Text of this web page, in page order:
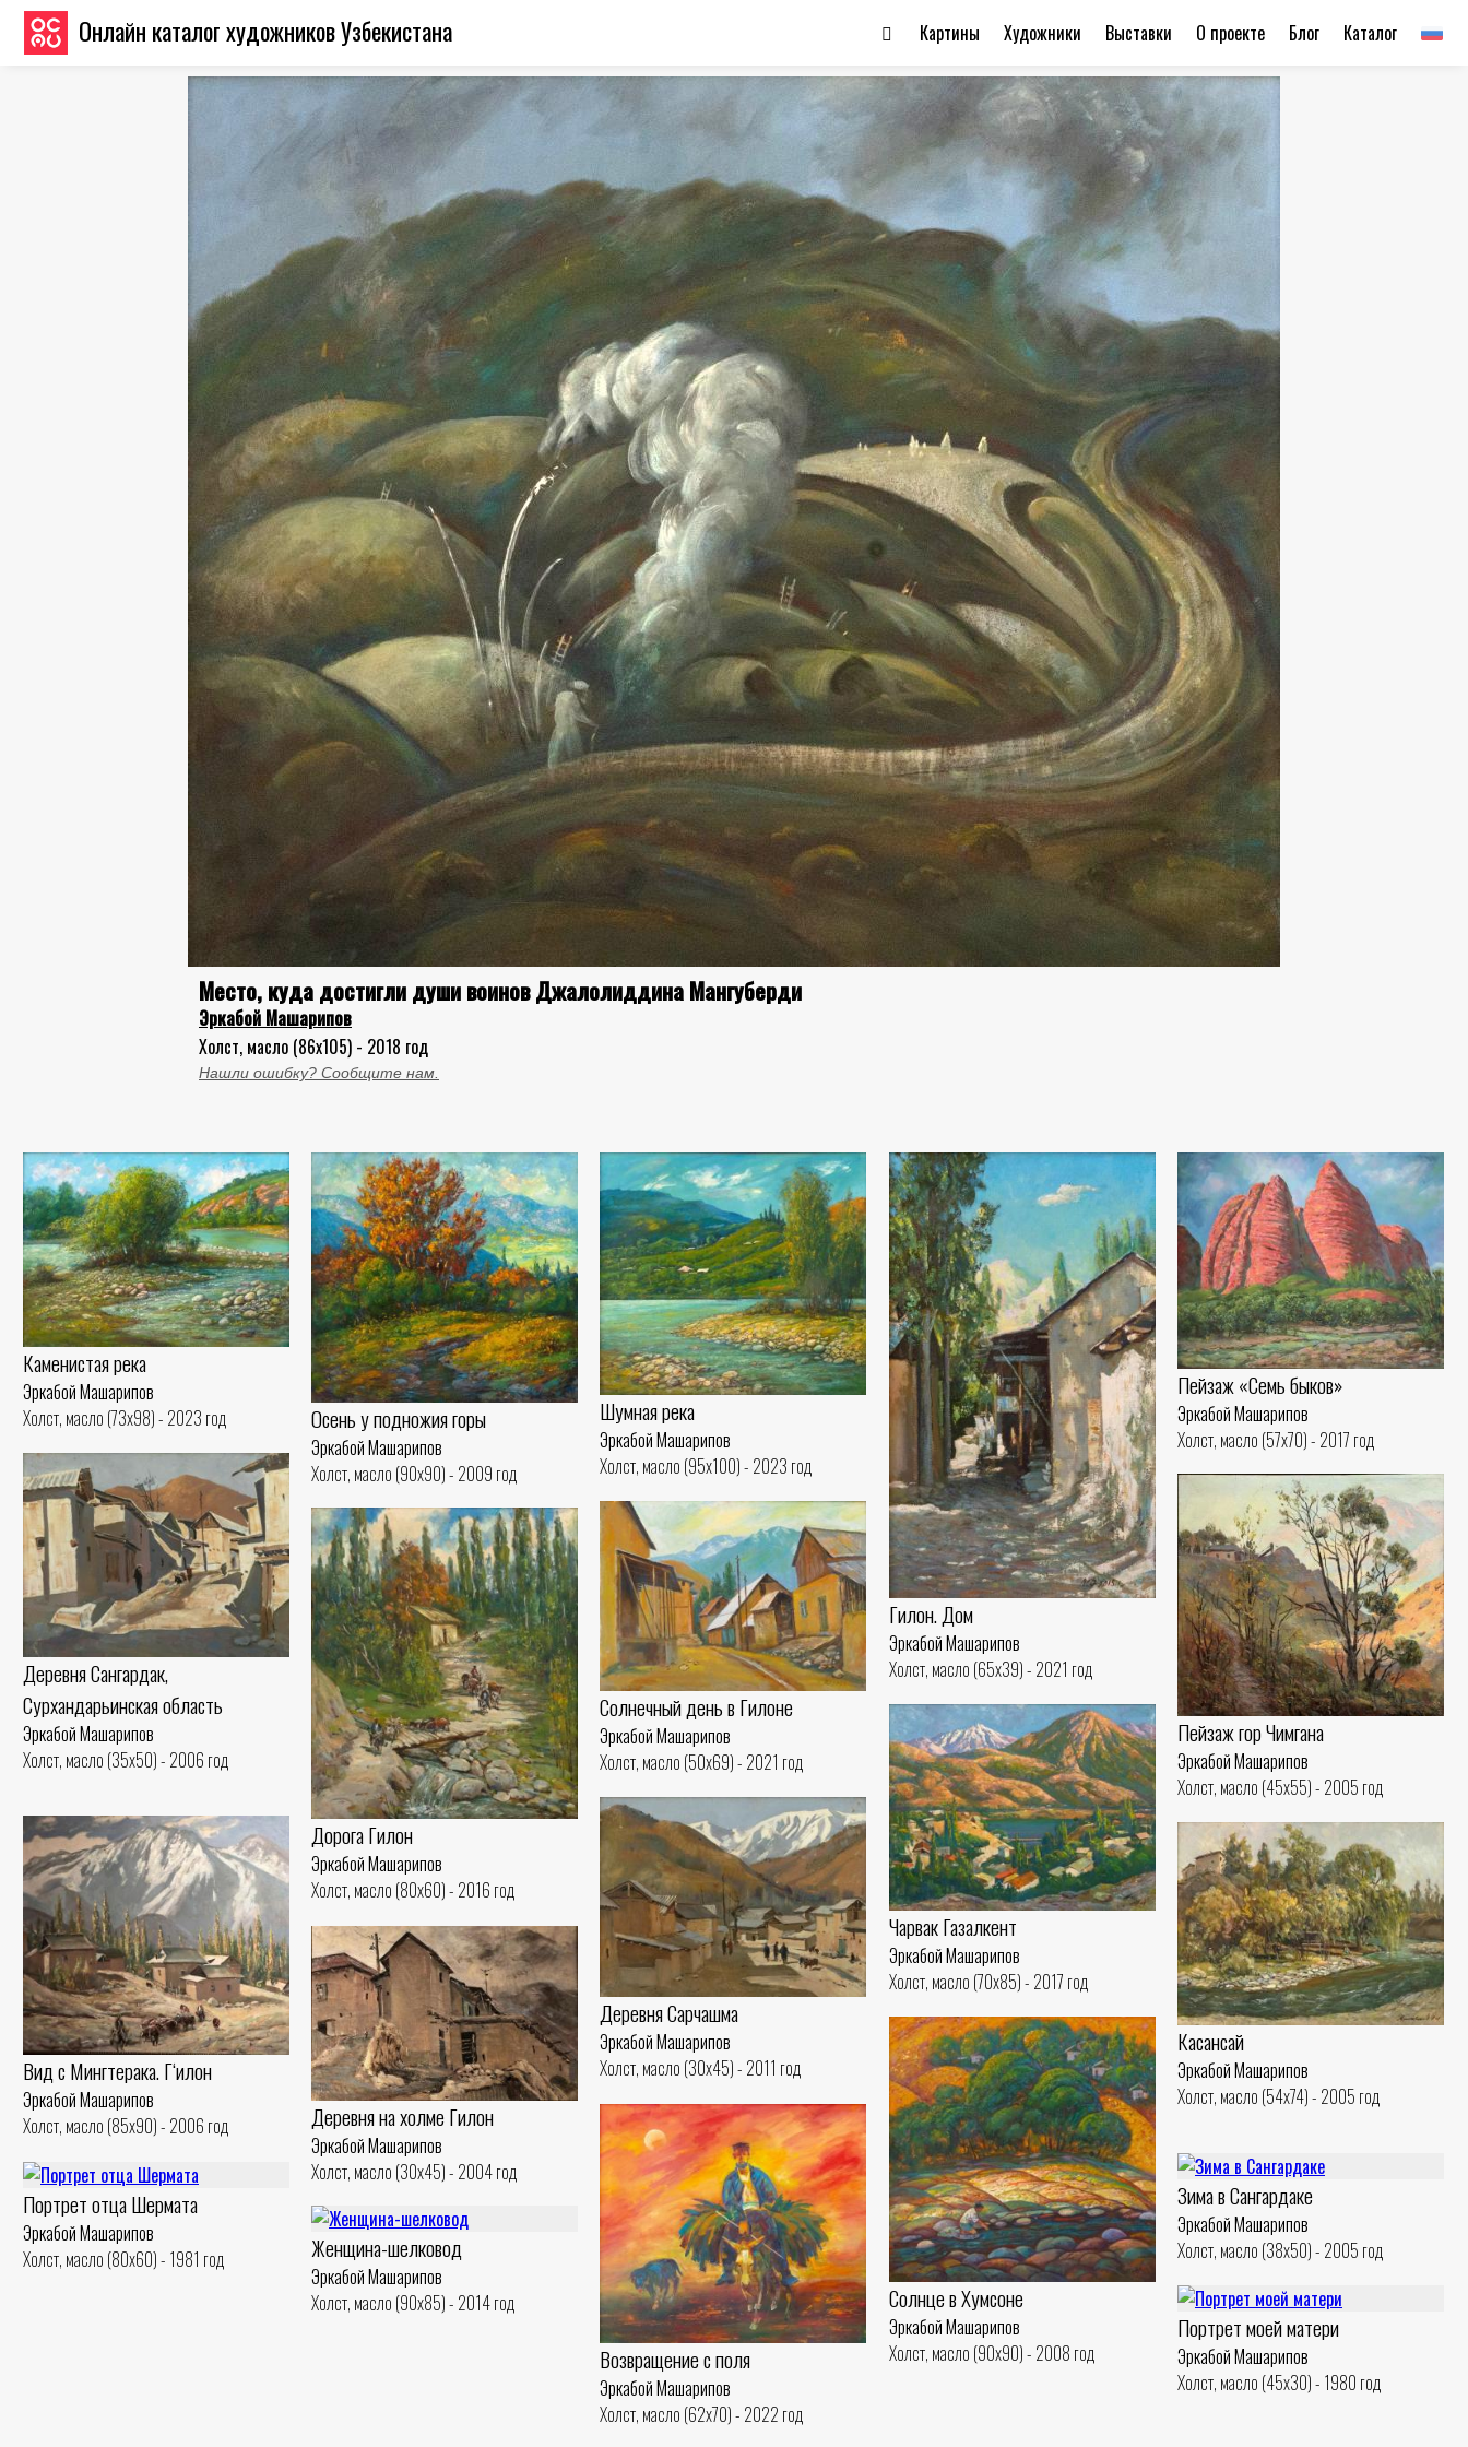
Онлайн каталог художников Узбекистана Каталог
Блог
О проекте
Выставки
Художники
Картины
Место, куда достигли души воинов Джалолиддина Мангуберди
Эркабой Машарипов
Холст, масло (86x105) - 2018 год
Нашли ошибку? Сообщите нам.
Каменистая река
Эркабой Машарипов
Холст, масло (73x98) - 2023 год
Осень у подножия горы
Эркабой Машарипов
Холст, масло (90x90) - 2009 год
Шумная река
Эркабой Машарипов
Холст, масло (95x100) - 2023 год
Гилон. Дом
Эркабой Машарипов
Холст, масло (65x39) - 2021 год
Пейзаж «Семь быков»
Эркабой Машарипов
Холст, масло (57x70) - 2017 год
Деревня Сангардaк,
Сурхандарьинская область
Эркабой Машарипов
Холст, масло (35x50) - 2006 год
Пейзаж гор Чимгана
Эркабой Машарипов
Холст, масло (45x55) - 2005 год
Солнечный день в Гилоне
Эркабой Машарипов
Холст, масло (50x69) - 2021 год
Дорога Гилон
Эркабой Машарипов
Холст, масло (80x60) - 2016 год
Чарвак Газалкент
Эркабой Машарипов
Холст, масло (70x85) - 2017 год
Деревня Сарчашма
Эркабой Машарипов
Холст, масло (30x45) - 2011 год
Вид с Мингтерака. Гʻилон
Эркабой Машарипов
Холст, масло (85x90) - 2006 год
Касансай
Эркабой Машарипов
Холст, масло (54x74) - 2005 год
Деревня на холме Гилон
Эркабой Машарипов
Холст, масло (30x45) - 2004 год
Солнце в Хумсоне
Эркабой Машарипов
Холст, масло (90x90) - 2008 год
Возвращение с поля
Эркабой Машарипов
Холст, масло (62x70) - 2022 год
Зима в Сангардакe
Эркабой Машарипов
Холст, масло (38x50) - 2005 год
Портрет отца Шермата
Эркабой Машарипов
Холст, масло (80x60) - 1981 год
Женщина-шелковод
Эркабой Машарипов
Холст, масло (90x85) - 2014 год
Портрет моей матери
Эркабой Машарипов
Холст, масло (45x30) - 1980 год